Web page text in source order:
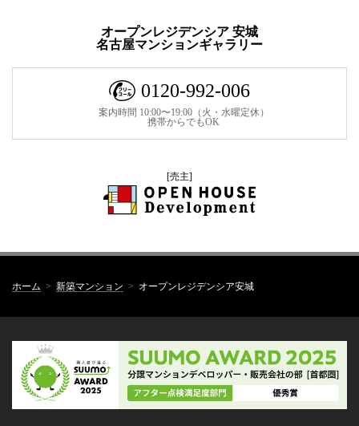
オープンレジデンシア 安城
名古屋マンションギャラリー
0120-992-006
案内時間 10:00〜19:00（火・水曜定休）
携帯からでもOK
[売主]
ホーム 新築マンション オープンレジデンシア安城